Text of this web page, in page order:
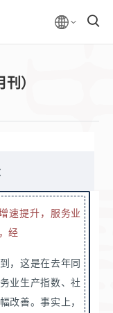
）
速提升，服务业
经
，这是在去年同
业生产指数、社
改善。事实上，